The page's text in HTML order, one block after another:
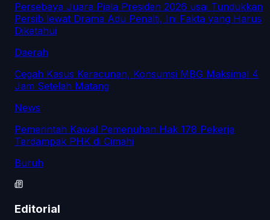
Persebaya Juara Piala Presiden 2026 usai Tundukkan
Persib lewat Drama Adu Penalti, Ini Fakta yang Harus
Diketahui
Daerah
Cegah Kasus Keracunan, Konsumsi MBG Maksimal 4
Jam Setelah Matang
News
Pemerintah Kawal Pemenuhan Hak 178 Pekerja
Terdampak PHK di Cimahi
Buruh
Editorial